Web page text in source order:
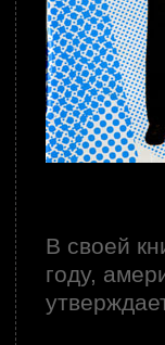
В своей
году,